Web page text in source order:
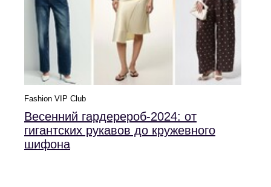
Fashion VIP Club
Весенний гардерероб-2024: от
гигантских рукавов до кружевного
шифона